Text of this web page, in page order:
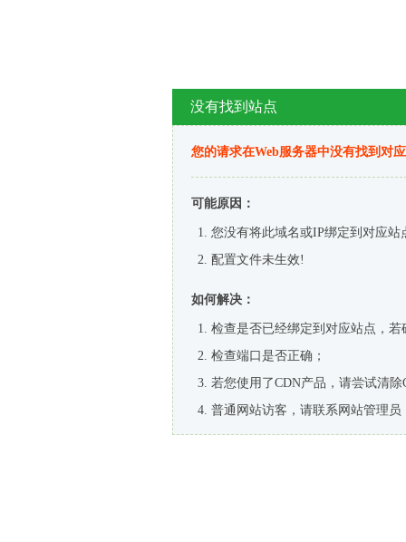
没有找到站点
您的请求在Web服务器中没有找到对
可能原因：
您没有将此域名或IP绑定到对应站
配置文件未生效!
如何解决：
检查是否已经绑定到对应站点，
检查端口是否正确；
若您使用了CDN产品，请尝试清除
普通网站访客，请联系网站管理员